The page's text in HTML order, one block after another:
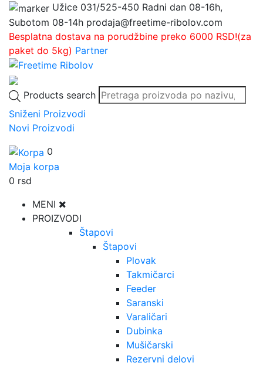
Užice 031/525-450 Radni dan 08-16h,
Subotom 08-14h prodaja@freetime-ribolov.com
Besplatna dostava na porudžbine preko 6000 RSD!(za
paket do 5kg) Partner
Products search
Sniženi Proizvodi
Novi Proizvodi
0
Moja korpa
0 rsd
MENI
PROIZVODI
Štapovi
Štapovi
Plovak
Takmičarci
Feeder
Saranski
Varaličari
Dubinka
Mušičarski
Rezervni delovi